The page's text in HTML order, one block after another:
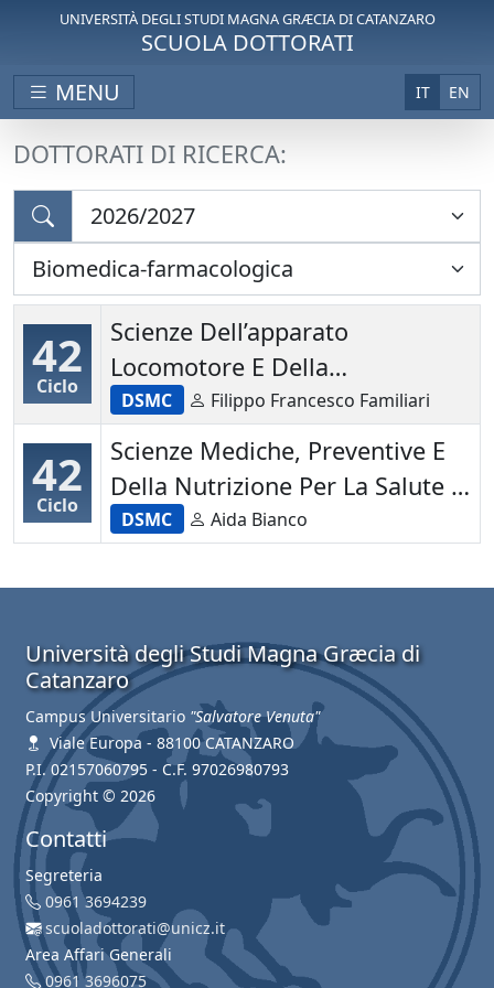
UNIVERSITÀ DEGLI STUDI MAGNA GRÆCIA DI CATANZARO
SCUOLA DOTTORATI
MENU
IT EN
DOTTORATI DI RICERCA:
42
Ciclo
Scienze Dell’apparato
Locomotore E Della
Riabilitazione
DSMC Filippo Francesco Familiari
42
Ciclo
Scienze Mediche, Preventive E
Della Nutrizione Per La Salute E
La Longevità
DSMC Aida Bianco
Università degli Studi Magna Græcia di
Catanzaro
Campus Universitario "Salvatore Venuta"
Viale Europa - 88100 CATANZARO
P.I. 02157060795 - C.F. 97026980793
Copyright © 2026
Contatti
Segreteria
0961 3694239
scuoladottorati@unicz.it
Area Affari Generali
0961 3696075